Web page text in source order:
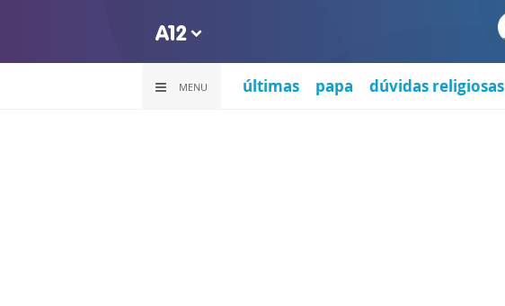
MENU últimas papa dúvidas religiosas